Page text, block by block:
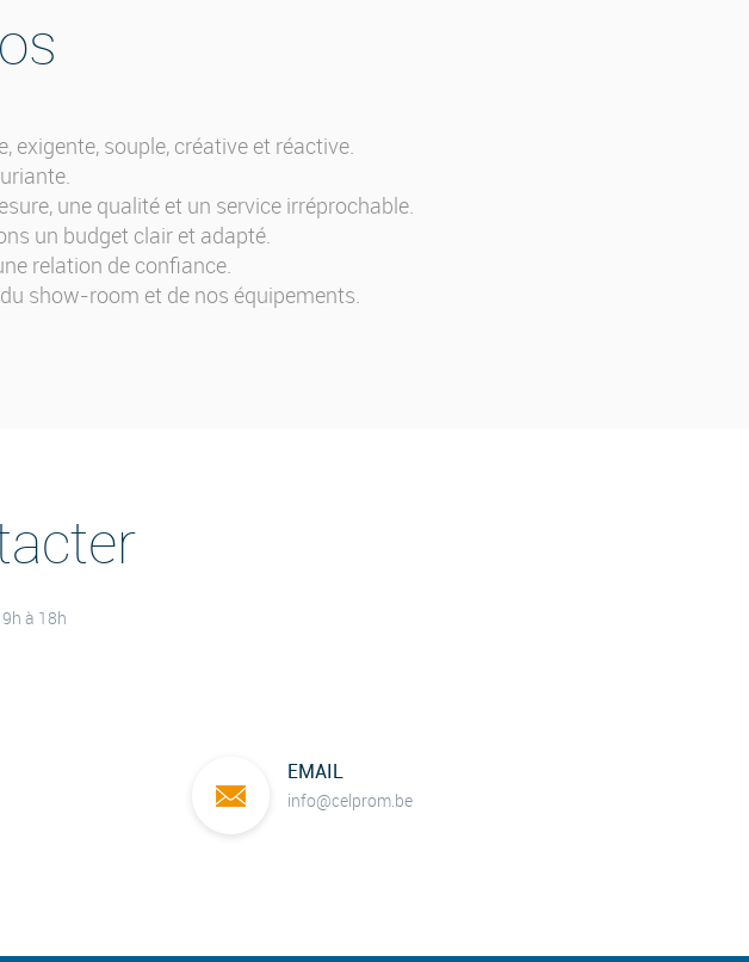
exigente, souple, créative et réactive.
une qualité et un service irréprochable.
un budget clair et adapté.
relation de confiance.
show-room et de nos équipements.
à 18h
EMAIL
info@celprom.be